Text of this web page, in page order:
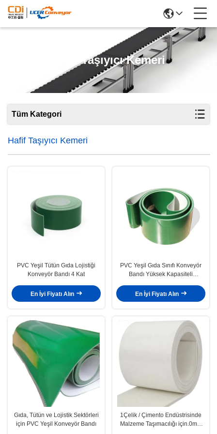
Hafif Taşıyıcı Kemeri
Tüm Kategori
Hafif Taşıyıcı Kemeri
PVC Yeşil Tütün Gıda Lojistiği
Konveyör Bandı 4 Kat
En İyi Fiyatı Alın
PVC Yeşil Gıda Sınıfı Konveyör
Bandı Yüksek Kapasiteli
En İyi Fiyatı Alın
Gıda, Tütün ve Lojistik Sektörleri
için PVC Yeşil Konveyör Bandı
1Çelik / Çimento Endüstrisinde
Malzeme Taşımacılığı için.0mm